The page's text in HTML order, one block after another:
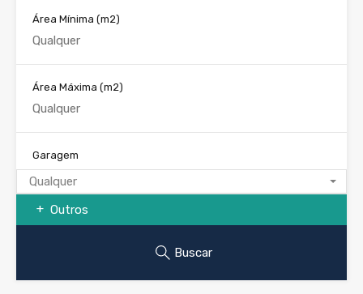
Área Mínima (m2)
Área Máxima (m2)
Garagem
Qualquer
Outros
Buscar